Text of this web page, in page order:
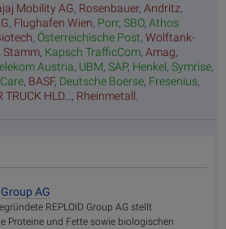
Mobility AG, Rosenbauer, Andritz,
, Flughafen Wien, Porr, SBO, Athos
, Österreichische Post, Wolftank-
Stamm, Kapsch TrafficCom, Amag,
Austria, UBM, SAP, Henkel, Symrise,
, BASF, Deutsche Boerse, Fresenius,
HLD... , Rheinmetall
AG
REPLOID Group AG stellt
Proteine und Fette sowie biologischen